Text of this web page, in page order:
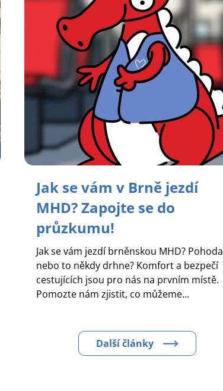
Jak se vám v Brně jezdí
MHD? Zapojte se do
průzkumu!
Jak se vám jezdí brněnskou MHD? Pohoda
nebo to někdy drhne? Komfort a bezpečí
cestujících jsou pro nás na prvním místě.
Pomozte nám zjistit, co můžeme...
Další články